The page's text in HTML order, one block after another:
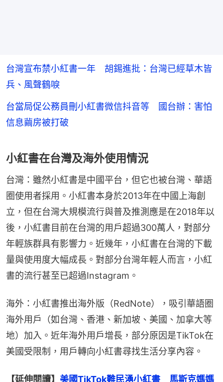
台灣宣布禁小紅書一年 胡錫進批：台灣已經草木皆
兵、風聲鶴唳
台當局促公務員刪小紅書微信抖音等 國台辦：害怕
信息繭房被打破
小紅書在台灣及海外使用情況
台灣：雖然小紅書是中國平台，但它也被台灣、華語
圈使用者採用。小紅書本身於2013年在中國上海創
立，但在台灣大規模流行與普及推測應是在2018年以
後，小紅書目前在台灣的用戶超過300萬人，對部分
年輕族群具有影響力。近幾年，小紅書在台灣的下載
量與使用度大幅成長。對部分台灣年輕人而言，小紅
書的流行甚至已超過Instagram。
海外：小紅書推出海外版（RedNote），吸引華語圈
海外用戶（如台灣、香港、新加坡、美國、加拿大等
地）加入。近年海外用戶增長，部分原因是TikTok在
美國受限制，用戶轉向小紅書尋找生活分享內容。
【延伸閱讀】 美國TikTok難民湧小紅書　馬斯克媽媽